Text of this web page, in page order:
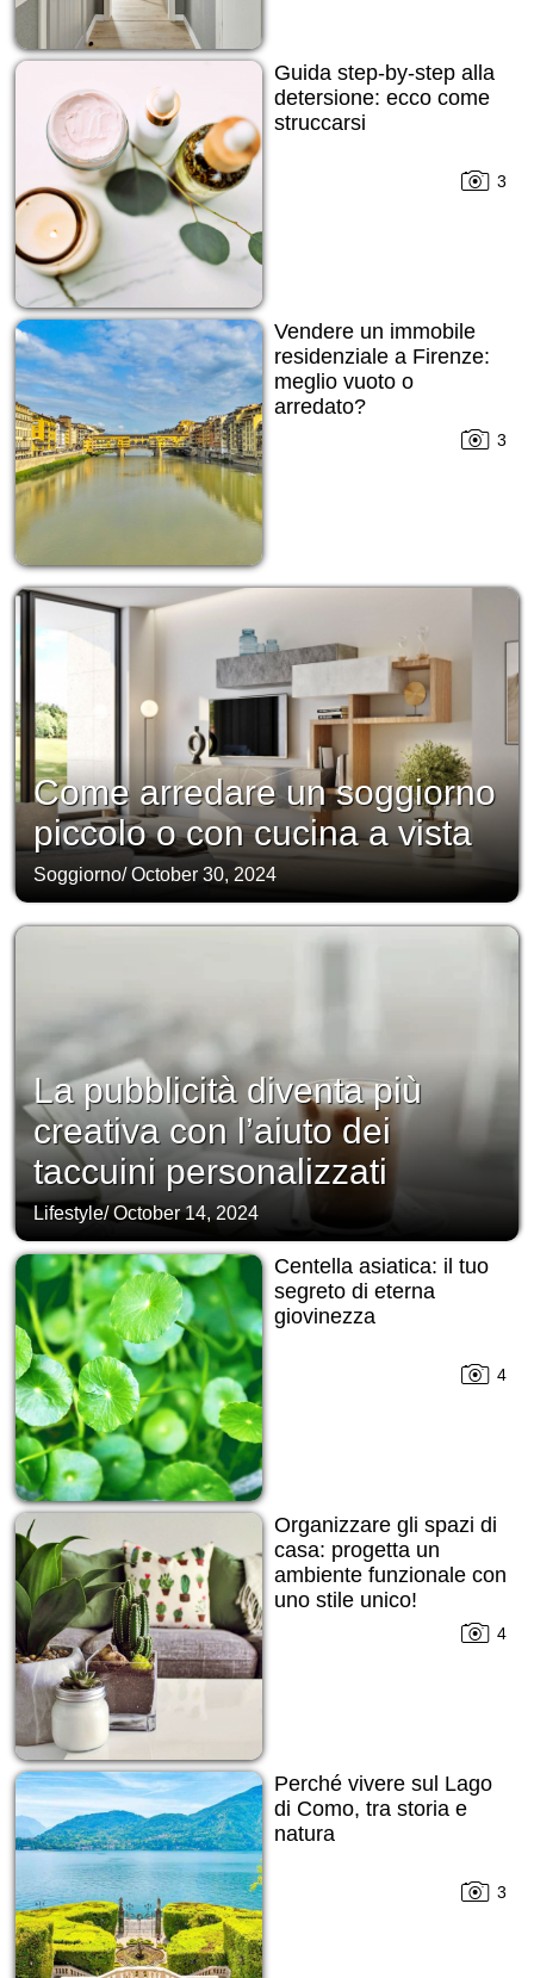
Guida step-by-step alla
detersione: ecco come
struccarsi
3
Vendere un immobile
residenziale a Firenze:
meglio vuoto o
arredato?
3
Come arredare un soggiorno
piccolo o con cucina a vista
Soggiorno/October 30, 2024
La pubblicità diventa più
creativa con l’aiuto dei
taccuini personalizzati
Lifestyle/October 14, 2024
Centella asiatica: il tuo
segreto di eterna
giovinezza
4
Organizzare gli spazi di
casa: progetta un
ambiente funzionale con
uno stile unico!
4
Perché vivere sul Lago
di Como, tra storia e
natura
3